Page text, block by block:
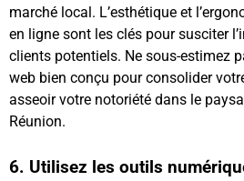
marché local. L’esthétique et
en ligne sont les clés pour susciter
clients potentiels. Ne sous-estimez
web bien conçu pour consolider
asseoir votre notoriété dans le
Réunion.
6. Utilisez les outils